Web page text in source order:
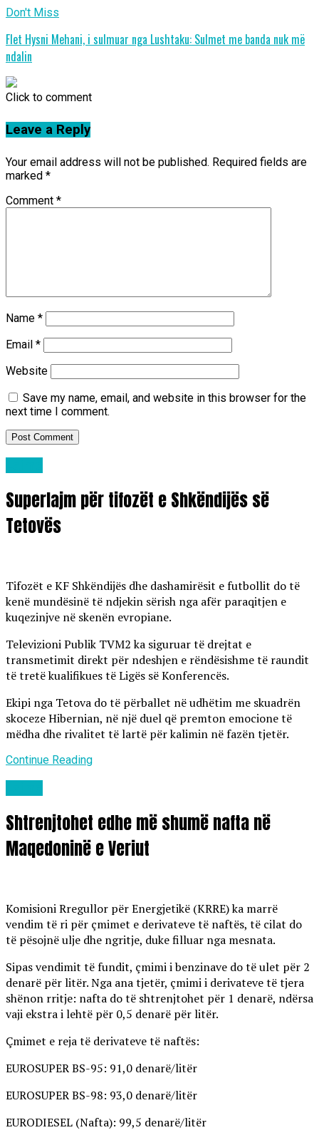
Don't Miss
Flet Hysni Mehani, i sulmuar nga Lushtaku: Sulmet me banda nuk më
ndalin
Click to comment
Leave a Reply
Your email address will not be published. Required fields are
marked *
Comment *
Name *
Email *
Website
Save my name, email, and website in this browser for the
next time I comment.
Superlajm për tifozët e Shkëndijës së
Tetovës
Tifozët e KF Shkëndijës dhe dashamirësit e futbollit do të
kenë mundësinë të ndjekin sërish nga afër paraqitjen e
kuqezinjve në skenën evropiane.
Televizioni Publik TVM2 ka siguruar të drejtat e
transmetimit direkt për ndeshjen e rëndësishme të raundit
të tretë kualifikues të Ligës së Konferencës.
Ekipi nga Tetova do të përballet në udhëtim me skuadrën
skoceze Hibernian, në një duel që premton emocione të
mëdha dhe rivalitet të lartë për kalimin në fazën tjetër.
Continue Reading
Shtrenjtohet edhe më shumë nafta në
Maqedoninë e Veriut
Komisioni Rregullor për Energjetikë (KRRE) ka marrë
vendim të ri për çmimet e derivateve të naftës, të cilat do
të pësojnë ulje dhe ngritje, duke filluar nga mesnata.
Sipas vendimit të fundit, çmimi i benzinave do të ulet për 2
denarë për litër. Nga ana tjetër, çmimi i derivateve të tjera
shënon rritje: nafta do të shtrenjtohet për 1 denarë, ndërsa
vaji ekstra i lehtë për 0,5 denarë për litër.
Çmimet e reja të derivateve të naftës:
EUROSUPER BS-95: 91,0 denarë/litër
EUROSUPER BS-98: 93,0 denarë/litër
EURODIESEL (Nafta): 99,5 denarë/litër